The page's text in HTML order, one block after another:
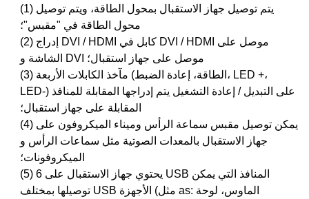
(1) يتم توصيل جهاز الاستقبال بمحول الطاقة، ويتم توصيل
محول الطاقة في "مقبس"؛
(2) إدراج DVI / HDMI كابل في DVI / HDMI موصل على
الشاشة و DVI موصل على جهاز استقبال؛
(3) مآخذ الكابلات الأربعة (الطاقة، إعادة الضبط، LED +،
LED-) على التبديل / إعادة التشغيل يتم إدراجها المقابلة للمنافذ
المقابلة على جهاز استقبال؛
(4) يمكن توصيل مقبس سماعة الرأس وميناء الميكروفون على
جهاز الاستقبال بالمعدات الصوتية مثل سماعات الرأس و
الميكروفونات؛
(5) يحتوي جهاز الاستقبال على 6 USB المنافذ التي يمكن
توصيلها بمختلف USB الأجهزة (مثل as: الماوس، لوحة